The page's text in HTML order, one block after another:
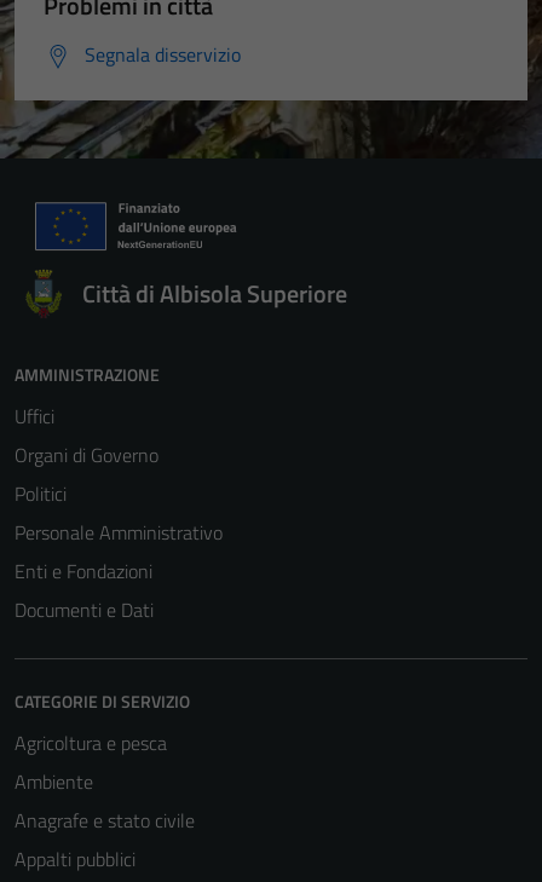
Segnala disservizio
Città di Albisola Superiore
AMMINISTRAZIONE
Uffici
Organi di Governo
Politici
Personale Amministrativo
Enti e Fondazioni
Documenti e Dati
CATEGORIE DI SERVIZIO
Agricoltura e pesca
Ambiente
Anagrafe e stato civile
Appalti pubblici